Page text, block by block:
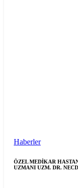
Haberler
ÖZEL MEDİKAR
UZMANI UZM. DR.